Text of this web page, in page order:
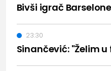
Bivši igrač
Sinančević: "Želim
23:30